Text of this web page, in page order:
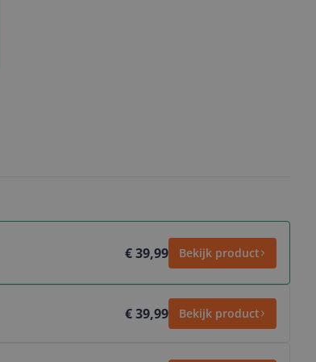
€ 39,99 Bekijk product
€ 39,99 Bekijk product